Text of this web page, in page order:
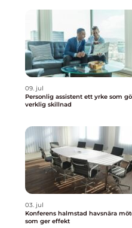
09. jul
Personlig assistent ett yrke som gör
verklig skillnad
03. jul
Konferens halmstad havsnära möten
som ger effekt